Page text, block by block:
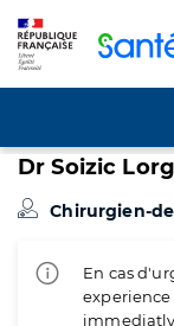
Dr Soizic
Chirurgien-
En cas
experience